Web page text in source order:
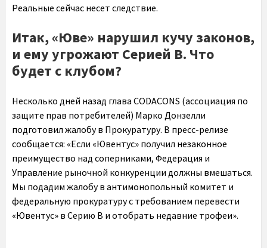
Реальные сейчас несет следствие.
Итак, «Юве» нарушил кучу законов,
и ему угрожают Серией В. Что
будет с клубом?
Несколько дней назад глава CODACONS (ассоциация по
защите прав потребителей) Марко Донзелли
подготовил жалобу в Прокуратуру. В пресс-релизе
сообщается: «Если «Ювентус» получил незаконное
преимущество над соперниками, Федерация и
Управление рыночной конкуренции должны вмешаться.
Мы подадим жалобу в антимонопольный комитет и
федеральную прокуратуру с требованием перевести
«Ювентус» в Серию В и отобрать недавние трофеи».